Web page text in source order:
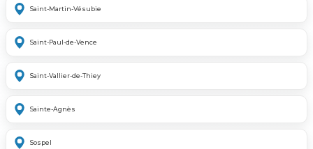
Saint-Martin-Vésubie
Saint-Paul-de-Vence
Saint-Vallier-de-Thiey
Sainte-Agnès
Sospel